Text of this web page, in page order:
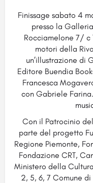
Finissage sabato 4
presso la
Rocciamelone 7/ c
motori della
un’illustrazione di
Editore Buendia
Francesca
con Gabriele
Con il Patrocinio
parte del progetto
Regione Piemonte,
Fondazione CRT,
Ministero della
2, 5, 6, 7 Comune